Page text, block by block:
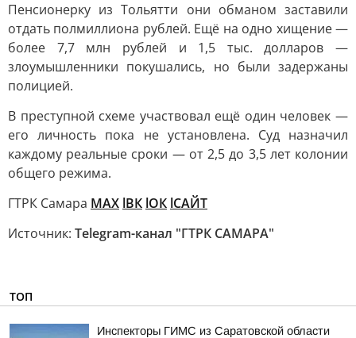
Пенсионерку из Тольятти они обманом заставили
отдать полмиллиона рублей. Ещё на одно хищение —
более 7,7 млн рублей и 1,5 тыс. долларов —
злоумышленники покушались, но были задержаны
полицией.
В преступной схеме участвовал ещё один человек —
его личность пока не установлена. Суд назначил
каждому реальные сроки — от 2,5 до 3,5 лет колонии
общего режима.
ГТРК Самара MAX lВК lОК lСАЙТ
Источник: Telegram-канал "ГТРК САМАРА"
ТОП
Инспекторы ГИМС из Саратовской области